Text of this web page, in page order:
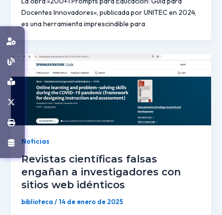
Docentes Innovadores«, publicada por UNITEC en 2024,
es una herramienta imprescindible para
Noticias
Revistas científicas falsas
engañan a investigadores con
sitios web idénticos
biblioteca / 14 de enero de 2025